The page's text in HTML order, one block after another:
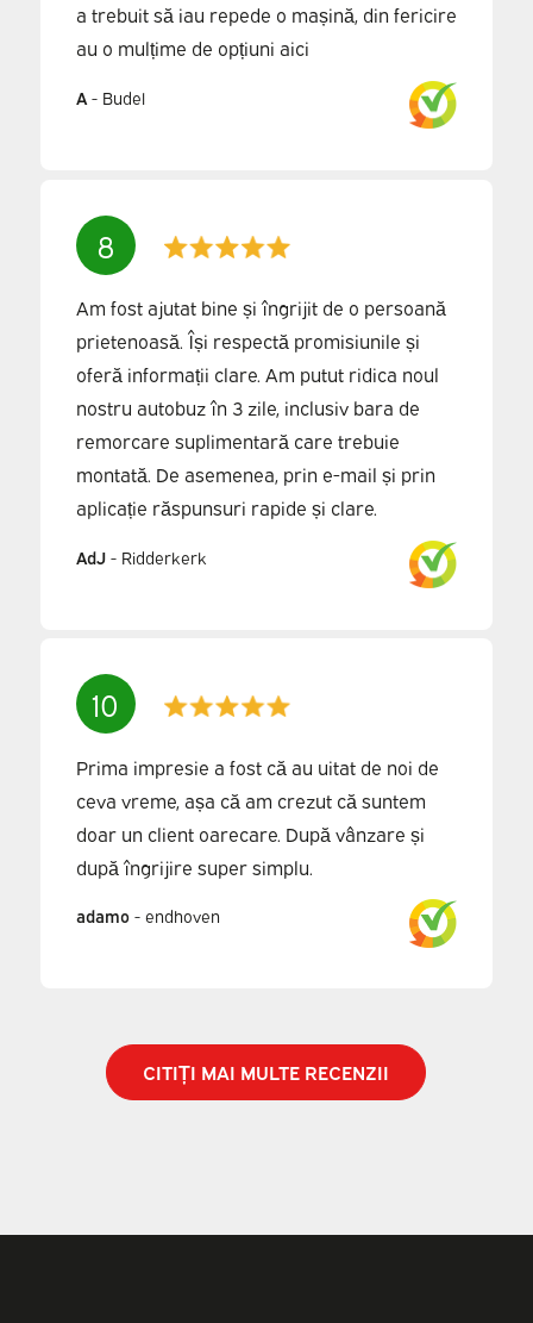
a trebuit să iau repede o mașină, din fericire
au o mulțime de opțiuni aici
A- Budel
8
Am fost ajutat bine și îngrijit de o persoană
prietenoasă. Își respectă promisiunile și
oferă informații clare. Am putut ridica noul
nostru autobuz în 3 zile, inclusiv bara de
remorcare suplimentară care trebuie
montată. De asemenea, prin e-mail și prin
aplicație răspunsuri rapide și clare.
AdJ- Ridderkerk
10
Prima impresie a fost că au uitat de noi de
ceva vreme, așa că am crezut că suntem
doar un client oarecare. După vânzare și
după îngrijire super simplu.
adamo - endhoven
CITIȚI MAI MULTE RECENZII